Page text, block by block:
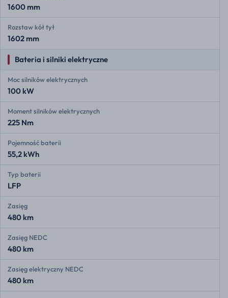
1600 mm
Rozstaw kół tył
1602 mm
Bateria i silniki elektryczne
Moc silników elektrycznych
100 kW
Moment silników elektrycznych
225 Nm
Pojemność baterii
55,2 kWh
Typ baterii
LFP
Zasięg
480 km
Zasięg NEDC
480 km
Zasięg elektryczny NEDC
480 km